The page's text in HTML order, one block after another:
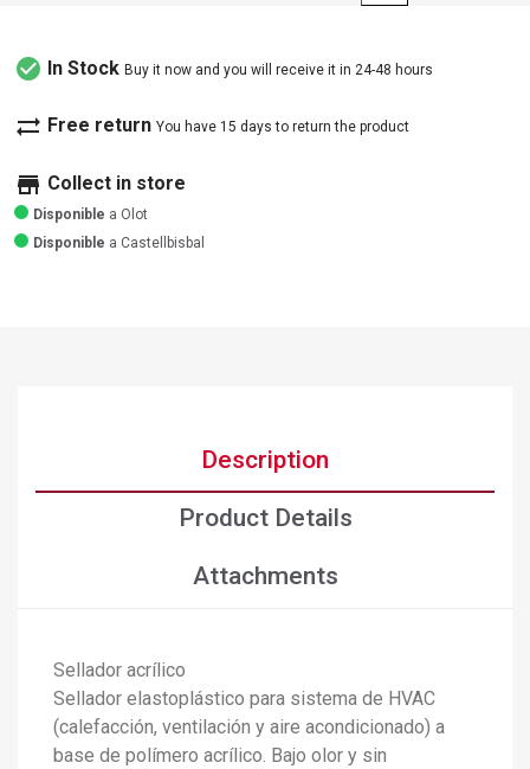
check_circle In Stock Buy it now and you will receive it in 24-48 hours
sync_alt Free return You have 15 days to return the product
store Collect in store
Disponible a Olot
Disponible a Castellbisbal
Description
Product Details
Attachments
Sellador acrílico
Sellador elastoplástico para sistema de HVAC
(calefacción, ventilación y aire acondicionado) a
base de polímero acrílico. Bajo olor y sin